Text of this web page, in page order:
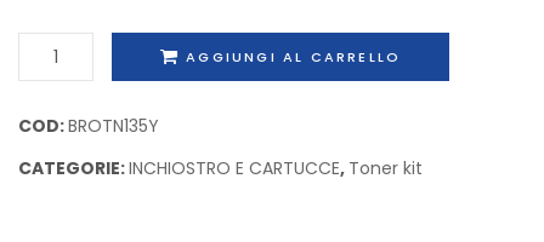
Brother
Toner
kit
Originale
Brother
AGGIUNGI AL CARRELLO
COD:BROTN135Y
CATEGORIE:INCHIOSTRO E CARTUCCE, Toner kit